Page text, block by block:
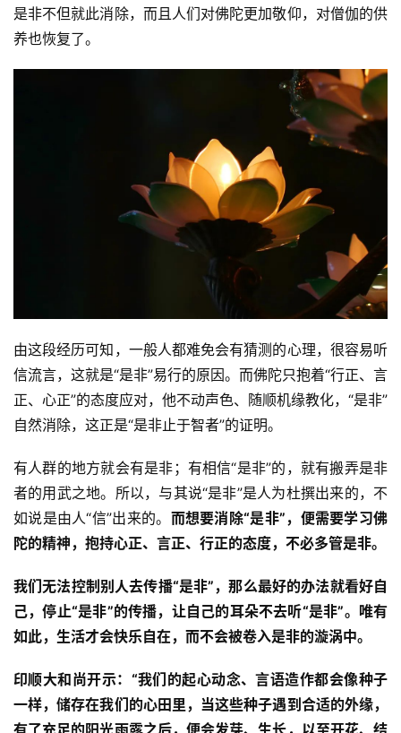
点
僧
音
高
僧
谈
心
乐
提
专
公
是非不但就此消除，而且人们对佛陀更加敬仰，对僧伽的供
养也恢复了。
由这段经历可知，一般人都难免会有猜测的心理，很容易听
信流言，这就是“是非”易行的原因。而佛陀只抱着“行正、言
正、心正”的态度应对，他不动声色、随顺机缘教化，“是非”
自然消除，这正是“是非止于智者”的证明。
有人群的地方就会有是非；有相信“是非”的，就有搬弄是非
者的用武之地。所以，与其说“是非”是人为杜撰出来的，不
如说是由人“信”出来的。 而想要消除“是非”，便需要学习佛
陀的精神，抱持心正、言正、行正的态度，不必多管是非。
我们无法控制别人去传播“是非”，那么最好的办法就看好自
己，停止“是非”的传播，让自己的耳朵不去听“是非”。唯有
如此，生活才会快乐自在，而不会被卷入是非的漩涡中。
印顺大和尚开示：“我们的起心动念、言语造作都会像种子
一样，储存在我们的心田里，当这些种子遇到合适的外缘，
有了充足的阳光雨露之后，便会发芽、生长，以至开花、结